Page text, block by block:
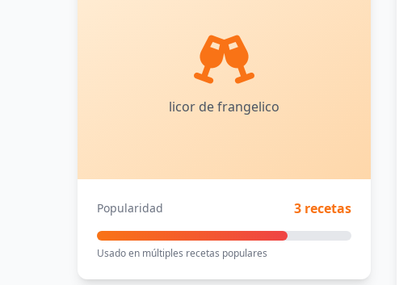
licor de frangelico
Popularidad 3 recetas
Usado en múltiples recetas populares